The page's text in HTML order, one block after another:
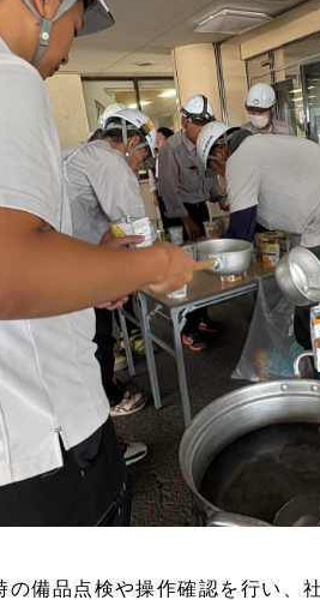
の備品点検や操作確認を行い、